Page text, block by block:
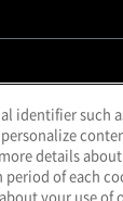
ンドウで開く）
ドウで開く）
identifier such
details
of each
your use of